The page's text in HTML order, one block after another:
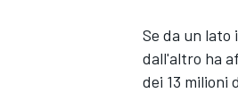
Se da un
dall'altro ha
dei 13 milioni